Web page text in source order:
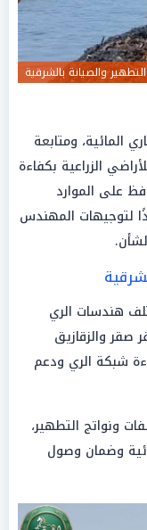
والصيانة بالشرقية
المائية، ومتابعة
الزراعية بكفاءة
على الموارد
لتوجيهات المهندس
هندسات الري
صقر والزقازيق
شبكة الري ودعم
ونواتج التطهير،
وضمان وصول